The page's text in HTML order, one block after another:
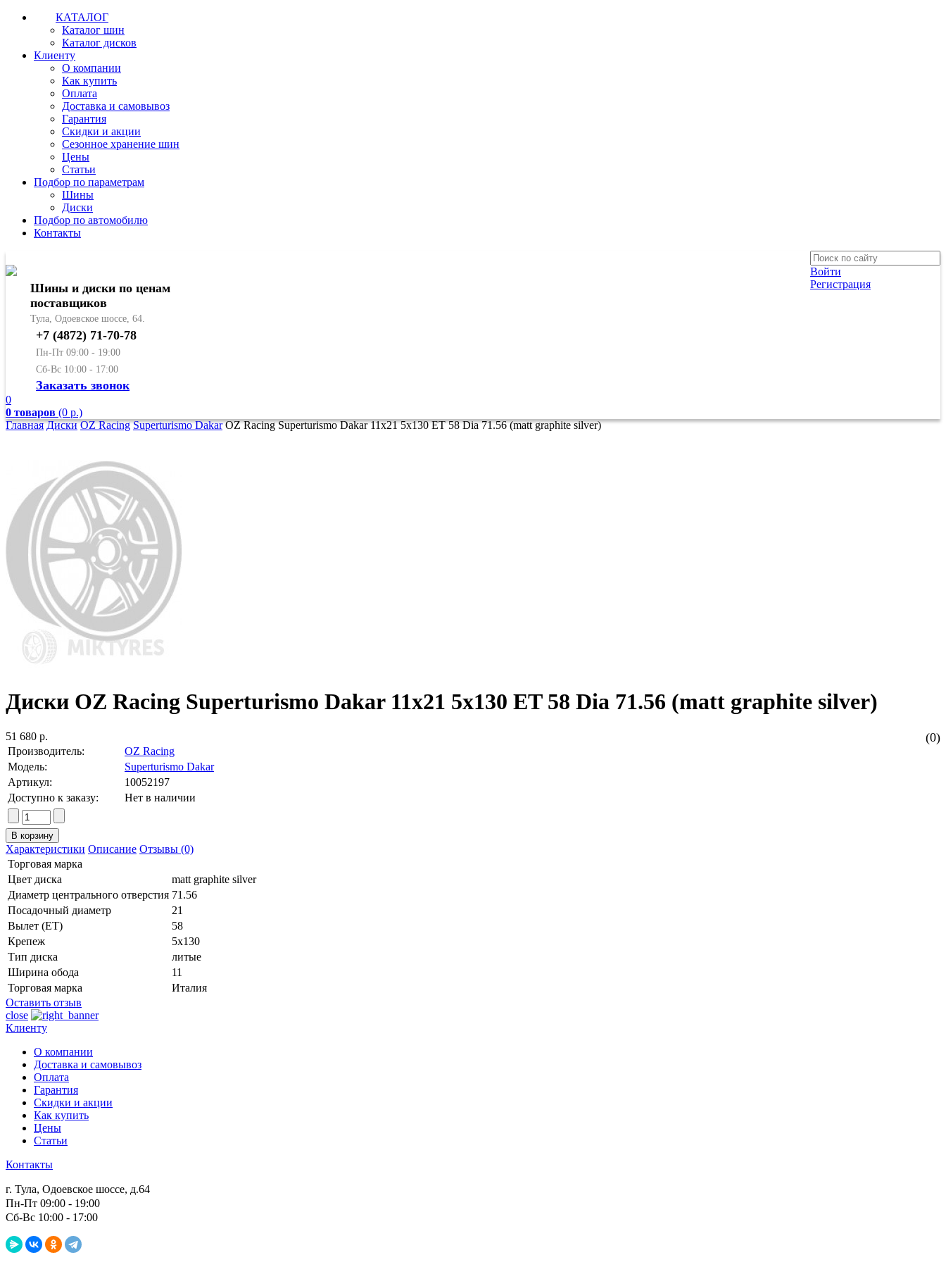
КАТАЛОГ
Каталог шин
Каталог дисков
Клиенту
О компании
Как купить
Оплата
Доставка и самовывоз
Гарантия
Скидки и акции
Сезонное хранение шин
Цены
Статьи
Подбор по параметрам
Шины
Диски
Подбор по автомобилю
Контакты
Войти
Регистрация
Шины и диски по ценам
поставщиков
Тула, Одоевское шоссе, 64.
+7 (4872) 71-70-78
Пн-Пт 09:00 - 19:00
Сб-Вс 10:00 - 17:00
Заказать звонок
0
0 товаров (0 р.)
Главная Диски OZ Racing Superturismo DakarOZ Racing Superturismo Dakar 11x21 5x130 ET 58 Dia 71.56 (matt graphite silver)
Диски OZ Racing Superturismo Dakar 11x21 5x130 ET 58 Dia 71.56 (matt graphite silver)
(0)
51 680 р.
Производитель:
OZ Racing
Модель:
Superturismo Dakar
Артикул:
10052197
Доступно к заказу:
Нет в наличии
Характеристики Описание Отзывы (0)
Торговая марка
Цвет диска
matt graphite silver
Диаметр центрального отверстия 71.56
Посадочный диаметр
21
Вылет (ET)
58
Крепеж
5x130
Тип диска
литые
Ширина обода
11
Торговая марка
Италия
Оставить отзыв
close
Клиенту
О компании
Доставка и самовывоз
Оплата
Гарантия
Скидки и акции
Как купить
Цены
Статьи
Контакты
г. Тула, Одоевское шоссе, д.64
Пн-Пт 09:00 - 19:00
Сб-Вс 10:00 - 17:00